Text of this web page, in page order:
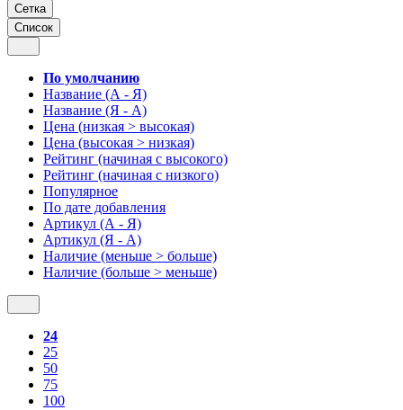
Сетка
Список
По умолчанию
Название (А - Я)
Название (Я - А)
Цена (низкая > высокая)
Цена (высокая > низкая)
Рейтинг (начиная с высокого)
Рейтинг (начиная с низкого)
Популярное
По дате добавления
Артикул (А - Я)
Артикул (Я - А)
Наличие (меньше > больше)
Наличие (больше > меньше)
24
25
50
75
100